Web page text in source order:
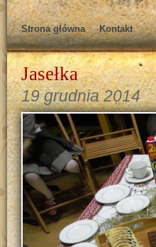
Strona główna Kontakt
Jasełka
19 grudnia 2014